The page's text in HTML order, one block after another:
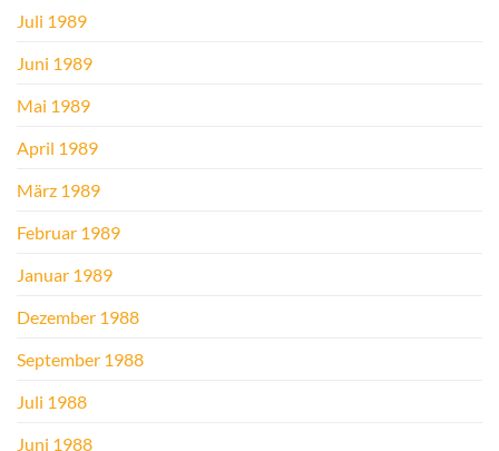
Juli 1989
Juni 1989
Mai 1989
April 1989
März 1989
Februar 1989
Januar 1989
Dezember 1988
September 1988
Juli 1988
Juni 1988